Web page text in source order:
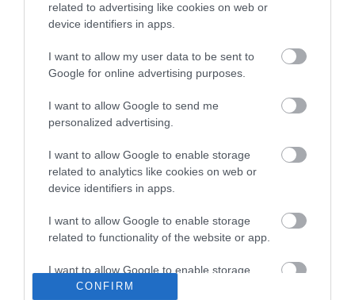
related to advertising like cookies on web or
device identifiers in apps.
I want to allow my user data to be sent to
Google for online advertising purposes.
I want to allow Google to send me
personalized advertising.
I want to allow Google to enable storage
related to analytics like cookies on web or
device identifiers in apps.
I want to allow Google to enable storage
related to functionality of the website or app.
I want to allow Google to enable storage
related to personalization.
CONFIRM
Magyar Péter: átfogó energiafejlesztési tervet fogadott el a
kormány
Második világháborús német katonai motorkerékpár
A Tisza-frakció kezdeményezte, hogy jövő kedden legyen
az államfőválasztás
Szomjazó gólyának adott inni egy férfi Tiszakécskénél -
megható pillanatot rögzített a kamera
Megható felvétel: elpusztult borját vitte magával egy
top cikkek:
Nem is olyan egészséges a népszerű banán?